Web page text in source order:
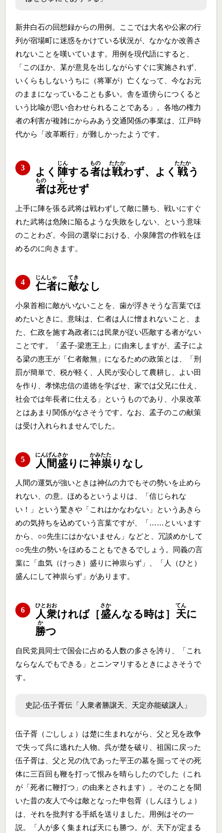
新井白石の回想録からの用例。ここでは大名や公家の行
列が宿場町に迷惑をかけている状況が、なかなか改善さ
れないことを嘆いています。用例を現代語にすると、
「このほか、某が意見を出しながらすぐに実施されず、
いくらもしないうちに（将軍が）亡くなって、今なお元
のままになっていることも多い。舎を道傍らにつくると
いう比喩が思い合わせられることである」。各地の権力
者の利害が複雑にからみあう交通関係の事業は、江戸時
代から「改革断行」が難しかったようです。
3 よく 陣
じん
する者
もの
は戦
たたか
わず、よく 戦
たたか
う
者
もの
は死
し
せず
上手に陣を張る武将は戦わずして敵に勝ち、戦いにすぐ
れた武将は危険に陥るような失敗をしない、という意味
のことわざ。今回の選挙における、小泉陣営の作戦をほ
めるのに向きます。
4 仁者
じんしゃ
に敵
てき
なし
小泉首相に敵がいないことを、歯が浮きそうな言葉でほ
めたいときに。意味は、仁者は人に憎まれないこと、ま
た、仁政を施す為政者には民衆が従い匹敵する者がない
ことです。「孟子‐梁恵王上」に由来しますが、孟子によ
る梁の恵王が「仁者敵無」になるための政策とは、「刑
罰が簡単で、税が軽く、人民が安心して農耕し、よい田
を作り、孝悌忠信の道徳を学ばせ、家では父兄に仕え、
社会では年長者に仕える」というものであり、小泉改革
とはあまり関係がなさそうです。なお、孟子のこの献策
は受け入れられませんでした。
5 人間
にんげん
盛
さか
りに神
かみ
祟
たた
りなし
人間の運気が強いときは神仏の力でもその勢いを止めら
れない、の意。ほめるというよりは、「信じられな
い！」という驚きや「これはかなわない」というあきら
めの気持ちを込めていう言葉ですが、「……といいます
から、○○先生にはかないません」などと、冗談めかして
○○先生の勢いをほめることもできるでしょう。同義の言
葉に「血気（けっき）盛りに神祟らず」、「人（ひと）
盛んにして神祟らず」があります。
6 人
ひと
衆
おお
ければ［盛
さか
んなる時は］ 天
てん
に
勝
か
つ
自民党員同士で国会に占める人数の多さを誇り、「これ
ならなんでもできる」とニンマリするときによさそうで
す。
史記‐伍子胥伝「人衆者勝譲天、天定亦能破譲人」
伍子胥（ごししょ）は楚に生まれながら、父と兄を政争
で失って呉に逃れた人物。呉が楚を破り、祖国に戻った
伍子胥は、父と兄の仇であった平王の墓を掘ってその死
体に三百回も鞭を打って恨みを晴らしたのでした（これ
が「死者に鞭打つ」の由来とされます）。そのことを聞
いた昔の友人で今は敵となった申包胥（しんほうしょ）
は、それを批判する手紙を送りました。用例はその一
説。「人が多く集まれば天にも勝つ。が、天下が定まる